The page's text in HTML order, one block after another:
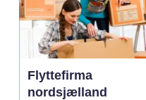
Flyttefirma
nordsjælland